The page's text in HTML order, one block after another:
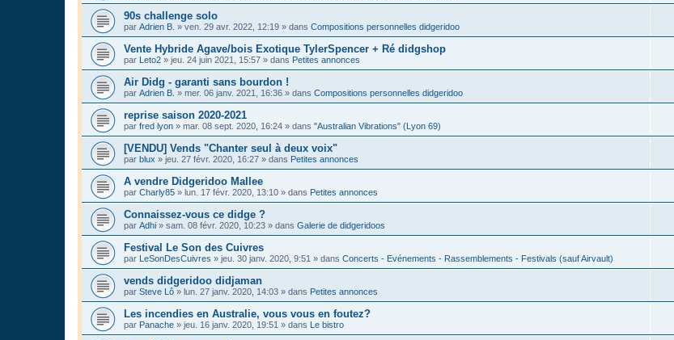
90s challenge solo
par Adrien B. » ven. 29 avr. 2022, 12:19 » dans Compositions personnelles didgeridoo
Vente Hybride Agave/bois Exotique TylerSpencer + Ré didgshop
par Leto2 » jeu. 24 juin 2021, 15:57 » dans Petites annonces
Air Didg - garanti sans bourdon !
par Adrien B. » mer. 06 janv. 2021, 16:36 » dans Compositions personnelles didgeridoo
reprise saison 2020-2021
par fred lyon » mar. 08 sept. 2020, 16:24 » dans "Australian Vibrations" (Lyon 69)
[VENDU] Vends "Chanter seul à deux voix"
par blux » jeu. 27 févr. 2020, 16:27 » dans Petites annonces
A vendre Didgeridoo Mallee
par Charly85 » lun. 17 févr. 2020, 13:10 » dans Petites annonces
Connaissez-vous ce didge ?
par Adhi » sam. 08 févr. 2020, 10:23 » dans Galerie de didgeridoos
Festival Le Son des Cuivres
par LeSonDesCuivres » jeu. 30 janv. 2020, 9:51 » dans Concerts - Evénements - Rassemblements - Festivals (sauf Airvault)
vends didgeridoo didjaman
par Steve Lô » lun. 27 janv. 2020, 14:03 » dans Petites annonces
Les incendies en Australie, vous vous en foutez?
par Panache » jeu. 16 janv. 2020, 19:51 » dans Le bistro